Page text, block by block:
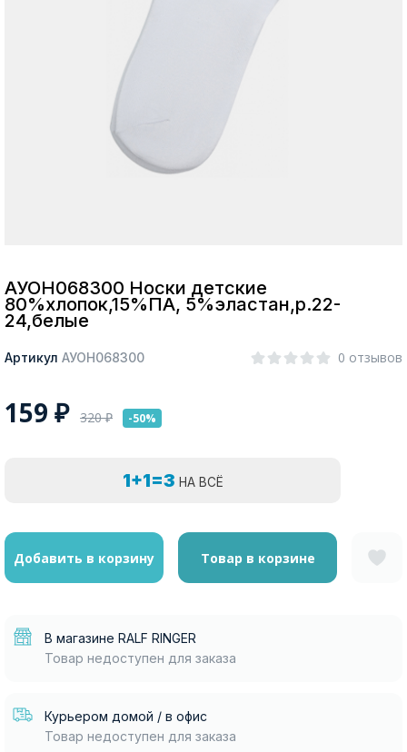
Изменить город
АУОН068300 Носки детские
80%хлопок,15%ПА, 5%эластан,р.22-
24,белые
Артикул АУОН068300 0 отзывов
159 ₽ 320₽ -50%
1+1=3 НА ВСЁ
Добавить в корзину Товар в корзине
В магазине RALF RINGER
Товар недоступен для заказа
Курьером домой / в офис
Товар недоступен для заказа